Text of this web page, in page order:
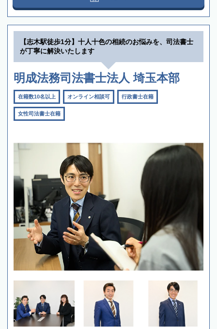
【志木駅徒歩1分】十人十色の相続のお悩みを、司法書士
が丁寧に解決いたします
明成法務司法書士法人 埼玉本部
在籍数10名以上 オンライン相談可 行政書士在籍
女性司法書士在籍